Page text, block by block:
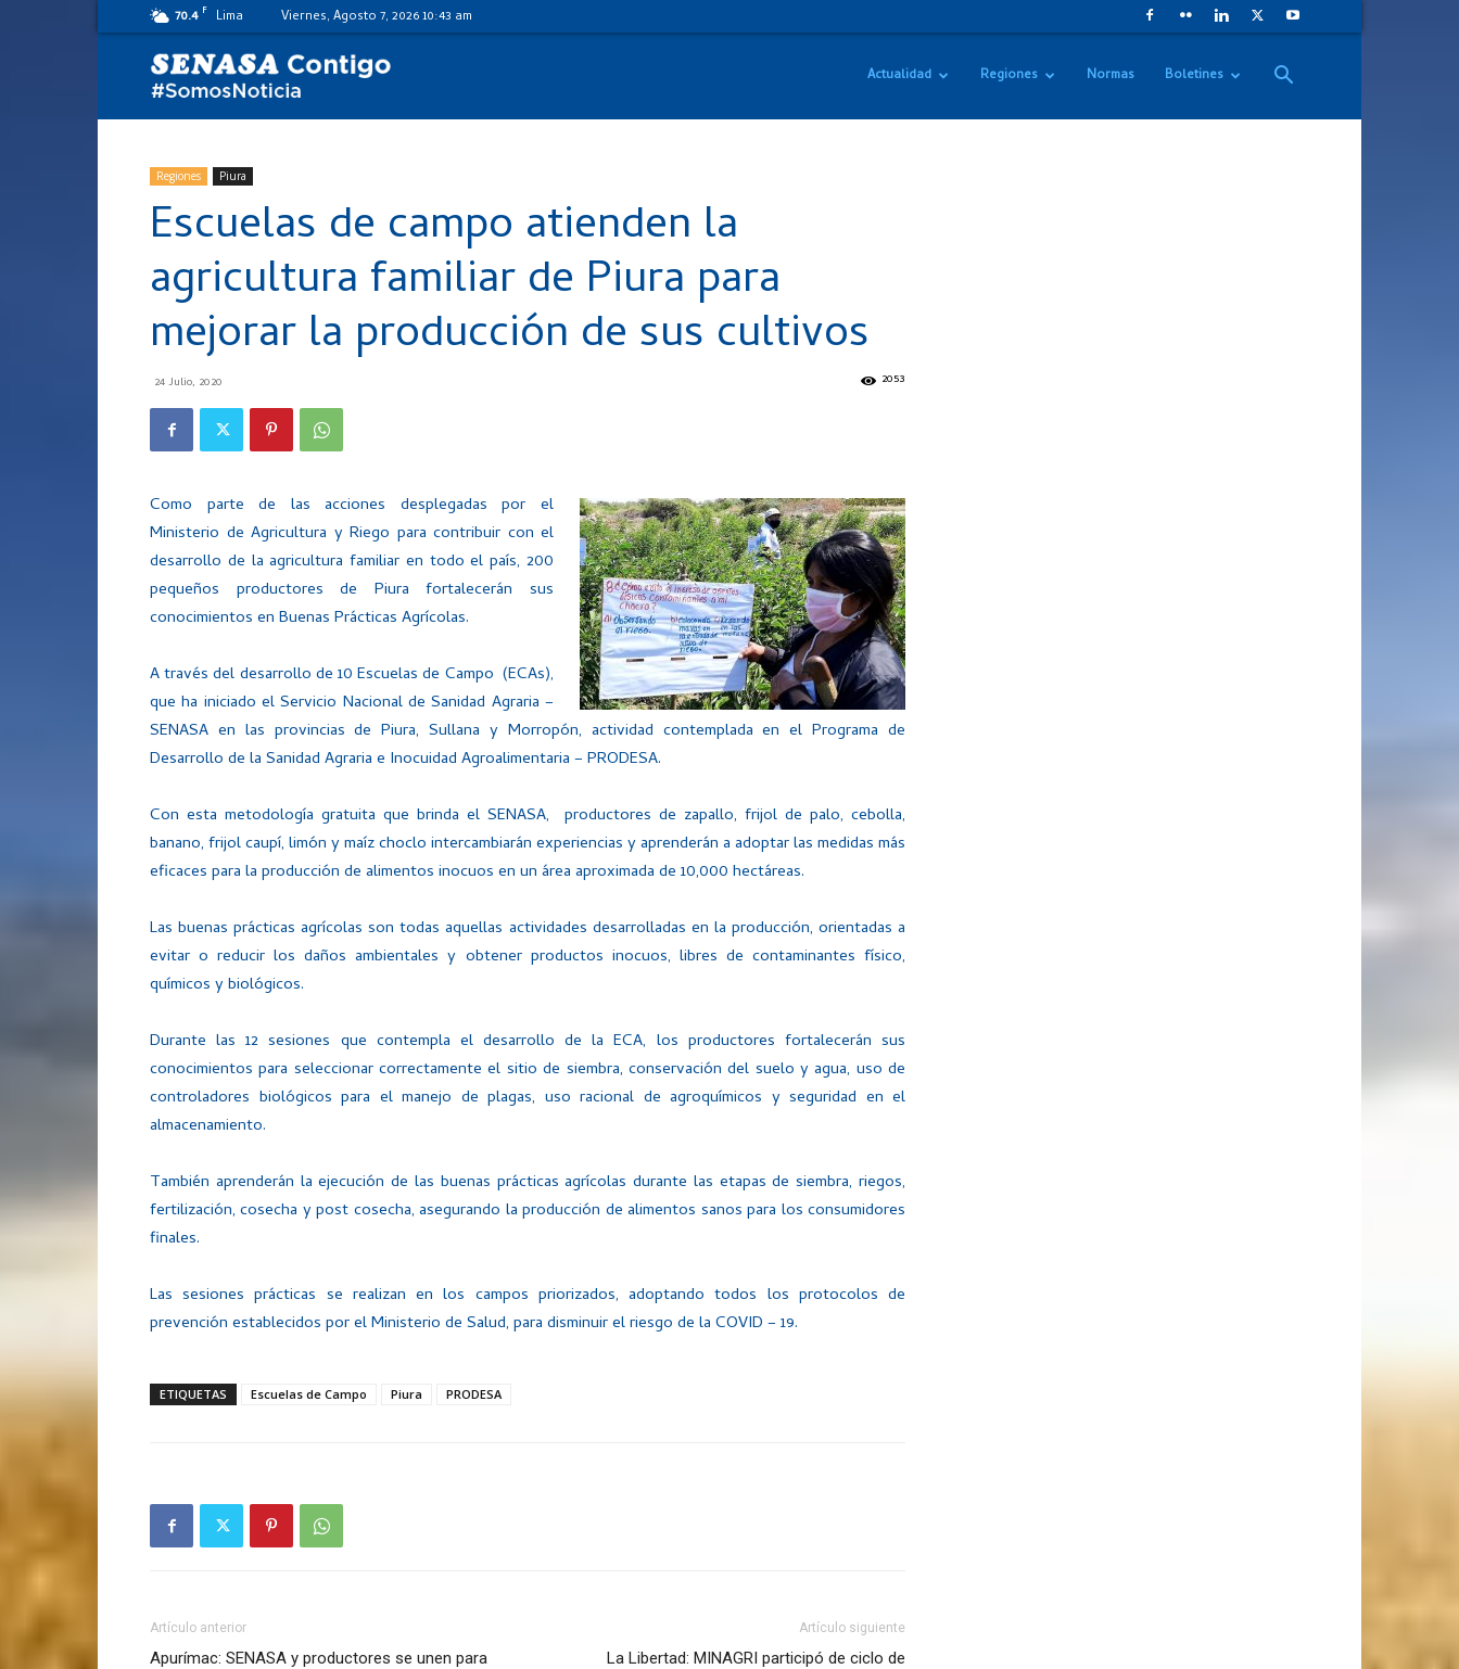
70.4 F Lima Viernes, Agosto 7, 2026 10:43 am
Actualidad Regiones Normas Boletines
Regiones Piura
Escuelas de campo atienden la
agricultura familiar de Piura para
mejorar la producción de sus cultivos
24 Julio, 2020 2053
Como parte de las acciones desplegadas por el
Ministerio de Agricultura y Riego para contribuir con el
desarrollo de la agricultura familiar en todo el país, 200
pequeños productores de Piura fortalecerán sus
conocimientos en Buenas Prácticas Agrícolas.
A través del desarrollo de 10 Escuelas de Campo (ECAs),
que ha iniciado el Servicio Nacional de Sanidad Agraria –
SENASA en las provincias de Piura, Sullana y Morropón, actividad contemplada en el Programa de
Desarrollo de la Sanidad Agraria e Inocuidad Agroalimentaria – PRODESA.
Con esta metodología gratuita que brinda el SENASA, productores de zapallo, frijol de palo, cebolla,
banano, frijol caupí, limón y maíz choclo intercambiarán experiencias y aprenderán a adoptar las medidas más
eficaces para la producción de alimentos inocuos en un área aproximada de 10,000 hectáreas.
Las buenas prácticas agrícolas son todas aquellas actividades desarrolladas en la producción, orientadas a
evitar o reducir los daños ambientales y obtener productos inocuos, libres de contaminantes físico,
químicos y biológicos.
Durante las 12 sesiones que contempla el desarrollo de la ECA, los productores fortalecerán sus
conocimientos para seleccionar correctamente el sitio de siembra, conservación del suelo y agua, uso de
controladores biológicos para el manejo de plagas, uso racional de agroquímicos y seguridad en el
almacenamiento.
También aprenderán la ejecución de las buenas prácticas agrícolas durante las etapas de siembra, riegos,
fertilización, cosecha y post cosecha, asegurando la producción de alimentos sanos para los consumidores
finales.
Las sesiones prácticas se realizan en los campos priorizados, adoptando todos los protocolos de
prevención establecidos por el Ministerio de Salud, para disminuir el riesgo de la COVID – 19.
ETIQUETAS Escuelas de Campo Piura PRODESA
Artículo anterior
Apurímac: SENASA y productores se unen para
Artículo siguiente
La Libertad: MINAGRI participó de ciclo de